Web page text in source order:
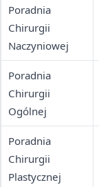
Poradnia
Chirurgii
Naczyniowej
Poradnia
Chirurgii
Ogólnej
Poradnia
Chirurgii
Plastycznej